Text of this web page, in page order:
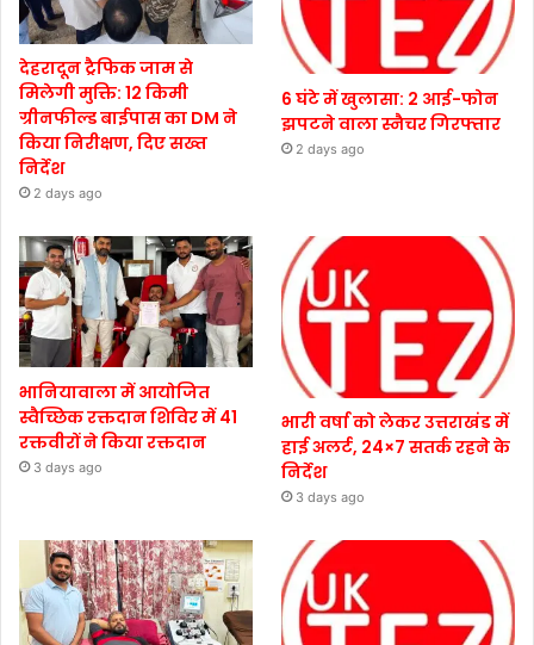
देहरादून ट्रैफिक जाम से
मिलेगी मुक्ति: 12 किमी
ग्रीनफील्ड बाईपास का DM ने
किया निरीक्षण, दिए सख्त
निर्देश
2 days ago
6 घंटे में खुलासा: 2 आई-फोन
झपटने वाला स्नैचर गिरफ्तार
2 days ago
भानियावाला में आयोजित
स्वैच्छिक रक्तदान शिविर में 41
रक्तवीरों ने किया रक्तदान
3 days ago
भारी वर्षा को लेकर उत्तराखंड में
हाई अलर्ट, 24×7 सतर्क रहने के
निर्देश
3 days ago